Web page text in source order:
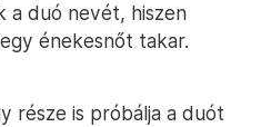
a duó nevét, hiszen
énekesnőt takar.
része is próbálja a duót